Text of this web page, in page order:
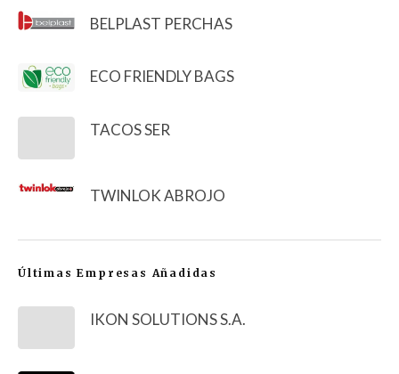
BELPLAST PERCHAS
ECO FRIENDLY BAGS
TACOS SER
TWINLOK ABROJO
Últimas Empresas Añadidas
IKON SOLUTIONS S.A.